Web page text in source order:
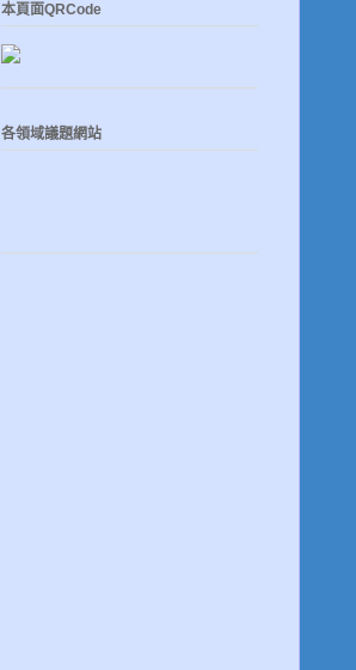
本頁面QRCode
各領域議題網站